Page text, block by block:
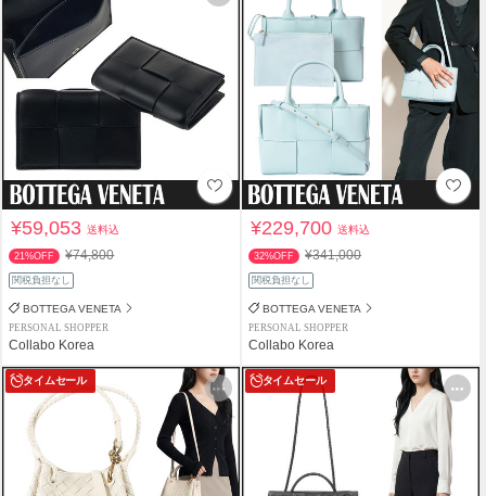
¥59,053送料込
21%OFF ¥74,800
関税負担なし
BOTTEGA VENETA
PERSONAL SHOPPER
Collabo Korea
¥229,700送料込
32%OFF ¥341,000
関税負担なし
BOTTEGA VENETA
PERSONAL SHOPPER
Collabo Korea
タイムセール タイムセール